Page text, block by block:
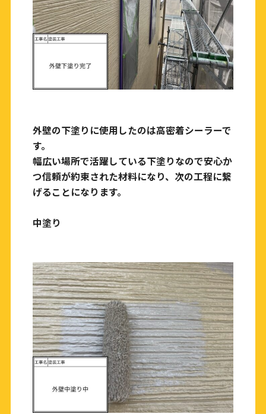
外壁の下塗りに使用したのは高密着シーラーで
す。
幅広い場所で活躍している下塗りなので安心か
つ信頼が約束された材料になり、次の工程に繋
げることになります。
中塗り